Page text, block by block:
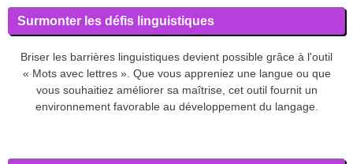
Surmonter les défis linguistiques
Briser les barrières linguistiques devient possible grâce à l'outil
« Mots avec lettres ». Que vous appreniez une langue ou que
vous souhaitiez améliorer sa maîtrise, cet outil fournit un
environnement favorable au développement du langage.